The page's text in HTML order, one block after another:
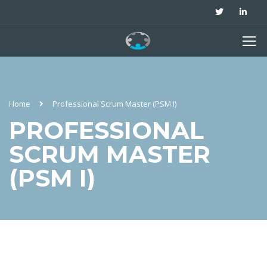
Home Professional Scrum Master (PSM I)
PROFESSIONAL
SCRUM MASTER
(PSM I)